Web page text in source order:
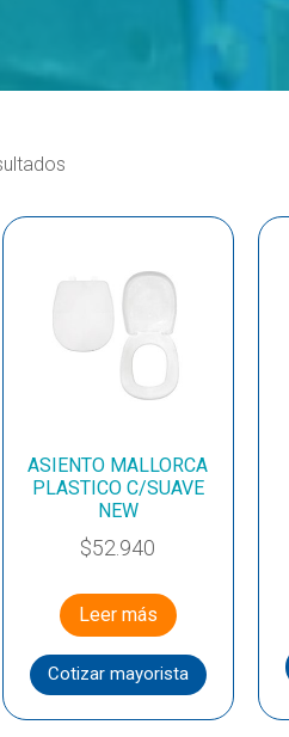
ASIENTO MALLORCA
PLASTICO C/SUAVE
NEW
$52.940
Leer más
Cotizar mayorista